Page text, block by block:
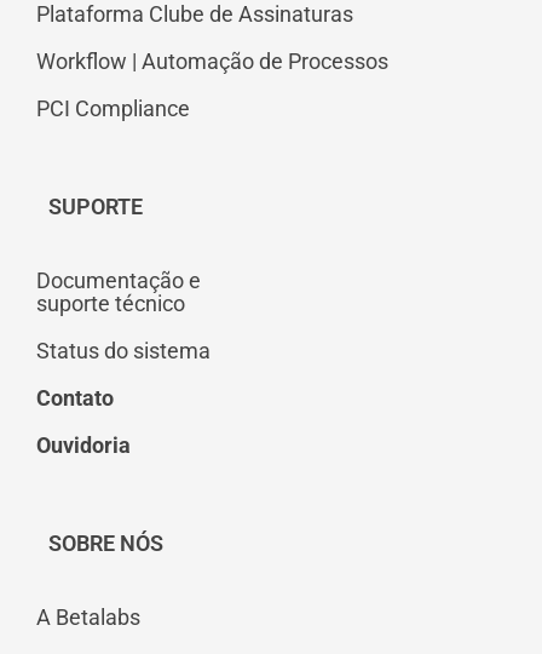
Plataforma Clube de Assinaturas
Workflow | Automação de Processos
PCI Compliance
SUPORTE
Documentação e
suporte técnico
Status do sistema
Contato
Ouvidoria
SOBRE NÓS
A Betalabs